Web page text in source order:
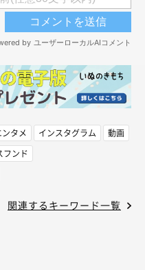
ンタメ インスタグラム
動画
フンド
関連するキーワード一覧